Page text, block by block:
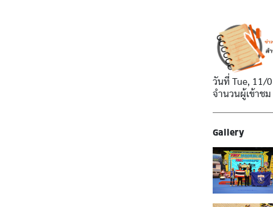
วันที่Tue, 11/
จำนวนผู้เข้าชม
Gallery